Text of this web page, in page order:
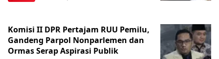
Komisi II DPR Pertajam RUU Pemilu,
Gandeng Parpol Nonparlemen dan
Ormas Serap Aspirasi Publik